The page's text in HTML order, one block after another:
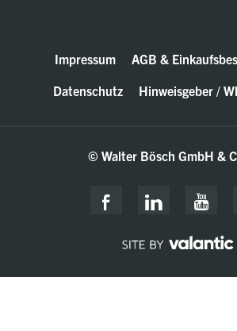
Impressum
AGB &
Datenschutz
Hinweisgeber /
© Walter Bösch GmbH &